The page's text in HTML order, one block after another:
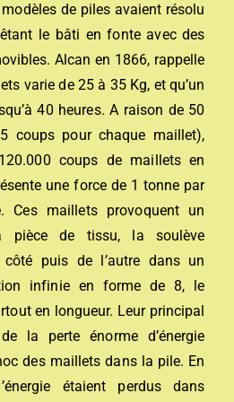
de piles avaient résolu
le bâti en fonte avec des
Alcan en 1866, rappelle
varie de 25 à 35 Kg, et qu’un
40 heures. A raison de 50
coups pour chaque maillet),
coups de maillets en
une force de 1 tonne par
Ces maillets provoquent un
pièce de tissu, la soulève
côté puis de l’autre dans un
infinie en forme de 8, le
en longueur. Leur principal
la perte énorme d’énergie
des maillets dans la pile. En
étaient perdus dans